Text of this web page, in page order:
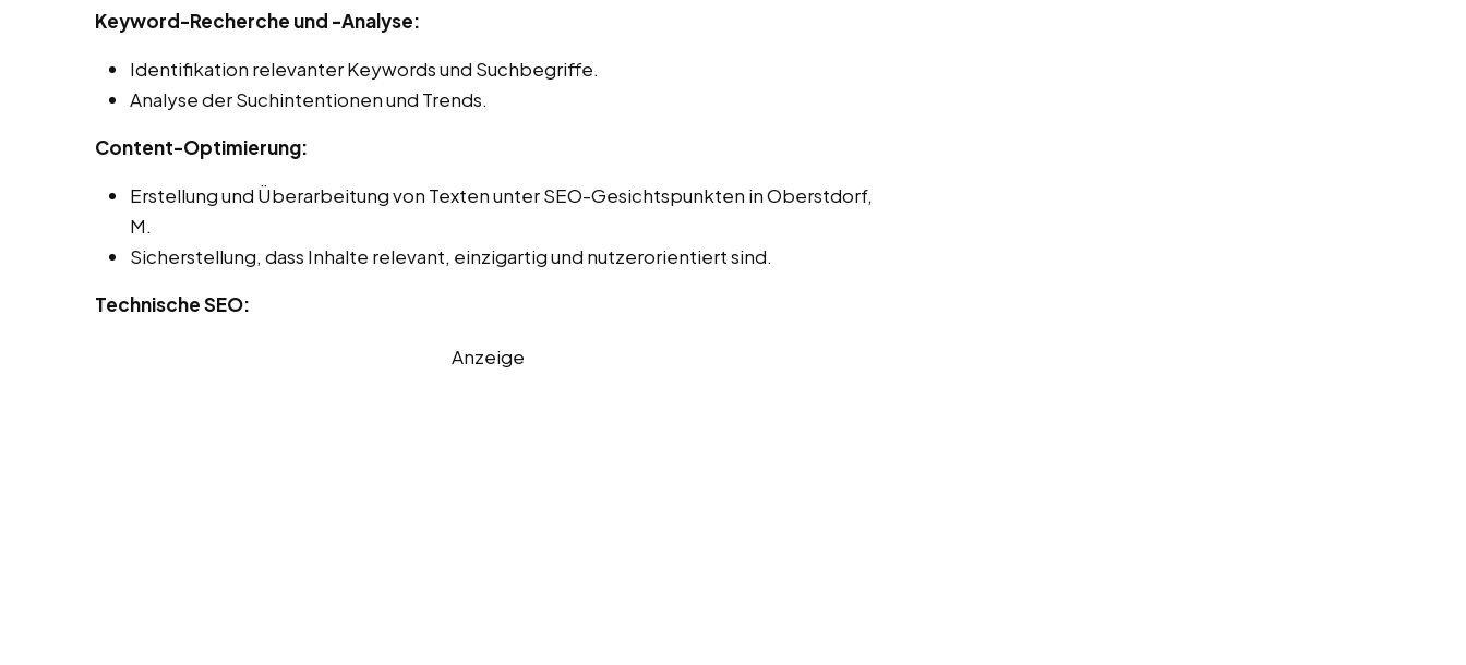
Keyword-Recherche und -Analyse:
Identifikation relevanter Keywords und Suchbegriffe.
Analyse der Suchintentionen und Trends.
Content-Optimierung:
Erstellung und Überarbeitung von Texten unter SEO-Gesichtspunkten in Oberstdorf,
M.
Sicherstellung, dass Inhalte relevant, einzigartig und nutzerorientiert sind.
Technische SEO:
Anzeige